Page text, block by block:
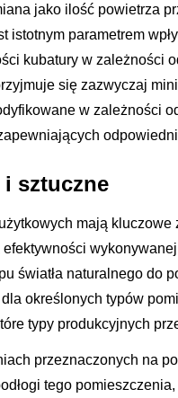
jako ilość powietrza
istotnym parametrem
kubatury w zależności
się zazwyczaj
w zależności
sztuczne
mają
światła naturalnego do
określonych typów
typy produkcyjnych
przeznaczonych na
tego